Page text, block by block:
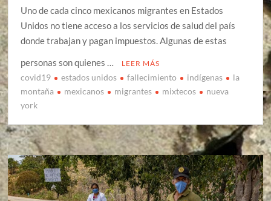
Uno de cada cinco mexicanos migrantes en Estados
Unidos no tiene acceso a los servicios de salud del país
donde trabajan y pagan impuestos. Algunas de estas
personas son quienes …
LEER MÁS
covid19 estados unidos fallecimiento indígenas
la
montaña
mexicanos migrantes mixtecos
nueva
york